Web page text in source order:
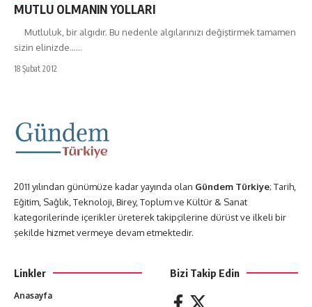
MUTLU OLMANIN YOLLARI
Mutluluk, bir algıdır. Bu nedenle algılarınızı değiştirmek tamamen
sizin elinizde……
18 Şubat 2012
2011 yılından günümüze kadar yayında olan Gündem Türkiye; Tarih,
Eğitim, Sağlık, Teknoloji, Birey, Toplum ve Kültür & Sanat
kategorilerinde içerikler üreterek takipçilerine dürüst ve ilkeli bir
şekilde hizmet vermeye devam etmektedir.
Linkler
Anasayfa
Bizi Takip Edin